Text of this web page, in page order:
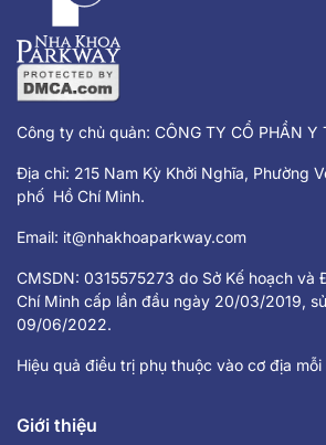
Công ty chủ quản: CÔNG TY CỔ PHẦN Y
Địa chỉ: 215 Nam Kỳ Khởi Nghĩa, Phường
phố Hồ Chí Minh.
Email: it@nhakhoaparkway.com
CMSDN: 0315575273 do Sở Kế hoạch và
Chí Minh cấp lần đầu ngày 20/03/2019,
09/06/2022.
Hiệu quả điều trị phụ thuộc vào cơ địa
Giới thiệu